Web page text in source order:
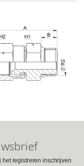
het registreren inschrijven